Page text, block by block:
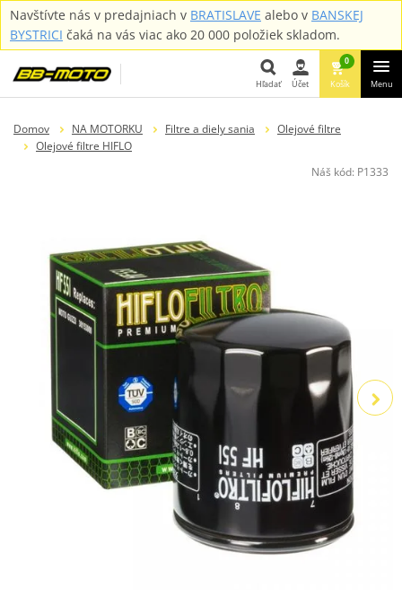
Navštívte nás v predajniach v BRATISLAVE alebo v BANSKEJ
BYSTRICI čaká na vás viac ako 20 000 položiek skladom.
Hľadať
Hľadať Účet
0
Košík Menu
Domov NA MOTORKU Filtre a diely sania
Olejové filtre
Olejové filtre HIFLO
Náš kód: P1333